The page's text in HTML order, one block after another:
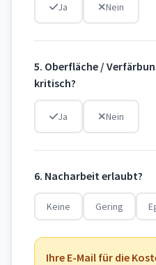
Ja Nein
5. Oberfläche /
kritisch?
Ja Nein
6. Nacharbeit erlaubt?
Keine Gering
Ihre E-Mail für die